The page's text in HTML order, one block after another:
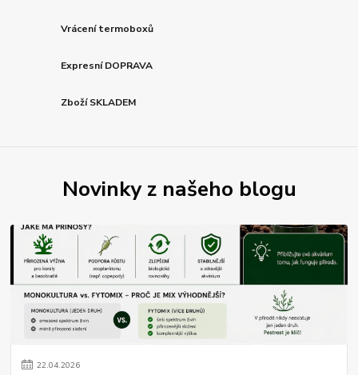
Vrácení termoboxů
Expresní DOPRAVA
Zboží SKLADEM
Novinky z našeho blogu
22.04.2026